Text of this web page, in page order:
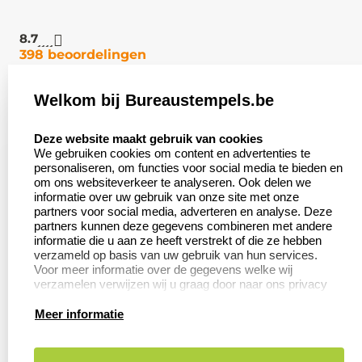
8.7
398 beoordelingen
Klantenservice:
Contact
Veel gestelde vragen
Retourneren
Herroepingsrecht
Zakelijk:
Aanvraag op maat
Wederverkoper
worden
Betaling &
Verzending
Productinformatie:
Aanleverspecificaties
Instructie voor
Welkom bij Bureaustempels.be
Deze website maakt gebruik van cookies
We gebruiken cookies om content en advertenties te
personaliseren, om functies voor social media te bieden en
om ons websiteverkeer te analyseren. Ook delen we
informatie over uw gebruik van onze site met onze
partners voor social media, adverteren en analyse. Deze
partners kunnen deze gegevens combineren met andere
informatie die u aan ze heeft verstrekt of die ze hebben
verzameld op basis van uw gebruik van hun services.
Voor meer informatie over de gegevens welke wij
verzamelen verwijzen wij u graag door naar ons privacy
Meer informatie